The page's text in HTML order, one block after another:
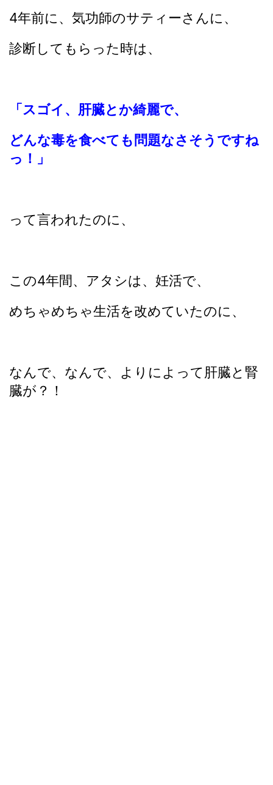
4年前に、気功師のサティーさんに、
診断してもらった時は、
「スゴイ、肝臓とか綺麗で、
どんな毒を食べても問題なさそうですね
っ！」
って言われたのに、
この4年間、アタシは、妊活で、
めちゃめちゃ生活を改めていたのに、
なんで、なんで、よりによって肝臓と腎
臓が？！